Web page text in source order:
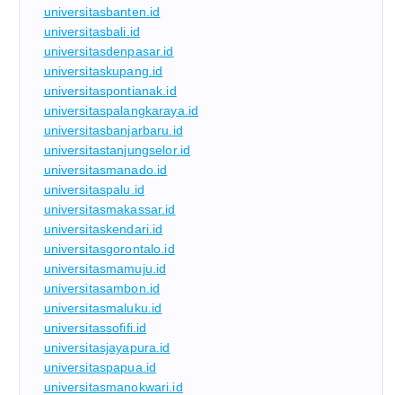
universitasbanten.id
universitasbali.id
universitasdenpasar.id
universitaskupang.id
universitaspontianak.id
universitaspalangkaraya.id
universitasbanjarbaru.id
universitastanjungselor.id
universitasmanado.id
universitaspalu.id
universitasmakassar.id
universitaskendari.id
universitasgorontalo.id
universitasmamuju.id
universitasambon.id
universitasmaluku.id
universitassofifi.id
universitasjayapura.id
universitaspapua.id
universitasmanokwari.id